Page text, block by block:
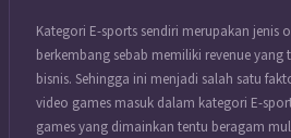
Kategori E-sports sendiri merupakan jenis
berkembang sebab memiliki revenue
bisnis. Sehingga ini menjadi salah satu
video games masuk dalam kategori E-
games yang dimainkan tentu beragam